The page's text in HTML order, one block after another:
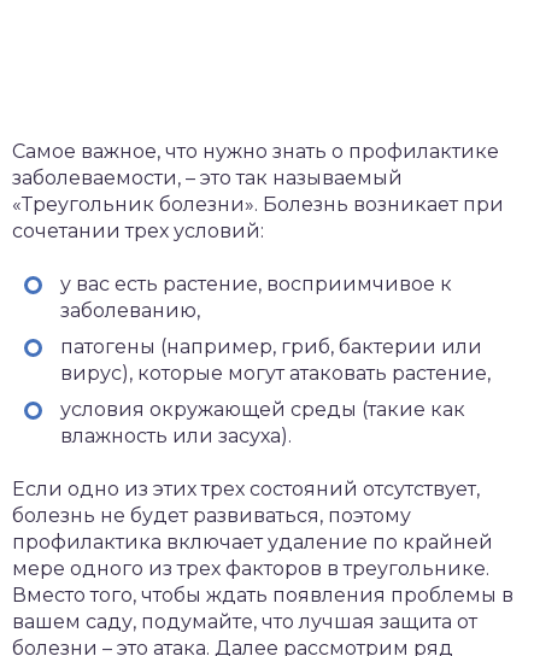
Самое важное, что нужно знать о профилактике
заболеваемости, – это так называемый
«Треугольник болезни». Болезнь возникает при
сочетании трех условий:
у вас есть растение, восприимчивое к
заболеванию,
патогены (например, гриб, бактерии или
вирус), которые могут атаковать растение,
условия окружающей среды (такие как
влажность или засуха).
Если одно из этих трех состояний отсутствует,
болезнь не будет развиваться, поэтому
профилактика включает удаление по крайней
мере одного из трех факторов в треугольнике.
Вместо того, чтобы ждать появления проблемы в
вашем саду, подумайте, что лучшая защита от
болезни – это атака. Далее рассмотрим ряд